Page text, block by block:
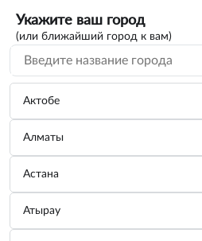
Укажите ваш город
(или ближайший город к вам)
Актобе
Алматы
Астана
Атырау